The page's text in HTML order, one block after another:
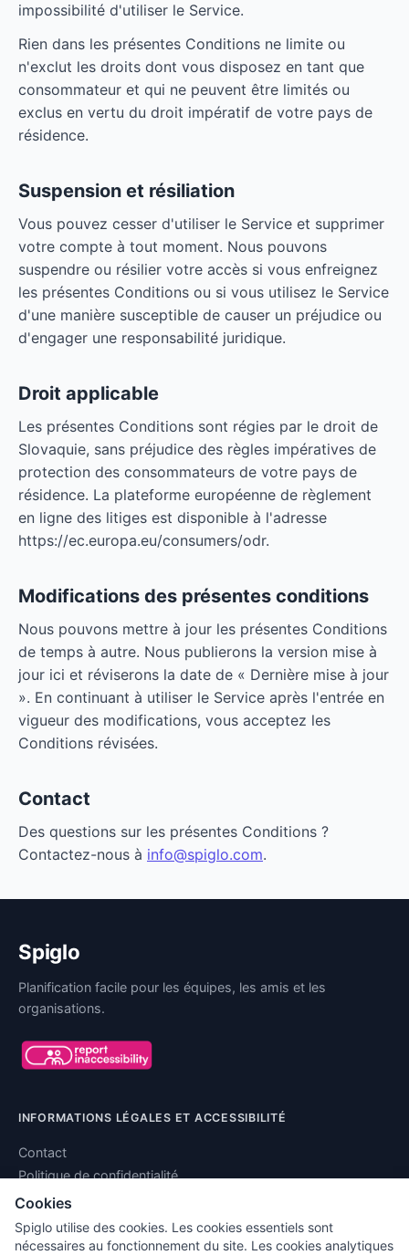
Cookies
Spiglo utilise des cookies. Les cookies essentiels sont
nécessaires au fonctionnement du site. Les cookies analytiques
impossibilité d'utiliser le Service.
Rien dans les présentes Conditions ne limite ou
n'exclut les droits dont vous disposez en tant que
consommateur et qui ne peuvent être limités ou
exclus en vertu du droit impératif de votre pays de
résidence.
Suspension et résiliation
Vous pouvez cesser d'utiliser le Service et supprimer
votre compte à tout moment. Nous pouvons
suspendre ou résilier votre accès si vous enfreignez
les présentes Conditions ou si vous utilisez le Service
d'une manière susceptible de causer un préjudice ou
d'engager une responsabilité juridique.
Droit applicable
Les présentes Conditions sont régies par le droit de
Slovaquie, sans préjudice des règles impératives de
protection des consommateurs de votre pays de
résidence. La plateforme européenne de règlement
en ligne des litiges est disponible à l'adresse
https://ec.europa.eu/consumers/odr.
Modifications des présentes conditions
Nous pouvons mettre à jour les présentes Conditions
de temps à autre. Nous publierons la version mise à
jour ici et réviserons la date de « Dernière mise à jour
». En continuant à utiliser le Service après l'entrée en
vigueur des modifications, vous acceptez les
Conditions révisées.
Contact
Des questions sur les présentes Conditions ?
Contactez-nous à info@spiglo.com.
Spiglo
Planification facile pour les équipes, les amis et les
organisations.
INFORMATIONS LÉGALES ET ACCESSIBILITÉ
Contact
Politique de confidentialité
Conditions d'utilisation
Mentions légales
Déclaration d’accessibilité